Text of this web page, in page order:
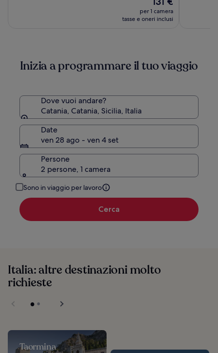
prezzo
attuale
per 1 camera
tasse e oneri inclusi
Inizia a programmare il tuo viaggio
Dove vuoi andare?
Catania, Catania, Sicilia, Italia
Date
ven 28 ago - ven 4 set
Persone
2 persone, 1 camera
Sono in viaggio per lavoro
Cerca
Italia: altre destinazioni molto
richieste
Taormina